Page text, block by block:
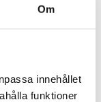
Om
innehållet
funktioner